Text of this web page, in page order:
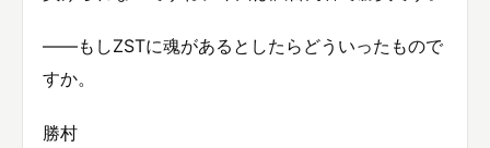
——もしZSTに魂があるとしたらどういったもので
すか。
勝村